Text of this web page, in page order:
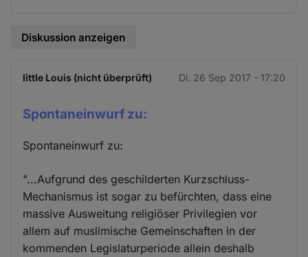
Diskussion anzeigen
little Louis (nicht überprüft) Di. 26 Sep 2017 - 17:20
Spontaneinwurf zu:
Spontaneinwurf zu:
"...Aufgrund des geschilderten Kurzschluss-
Mechanismus ist sogar zu befürchten, dass eine
massive Ausweitung religiöser Privilegien vor
allem auf muslimische Gemeinschaften in der
kommenden Legislaturperiode allein deshalb